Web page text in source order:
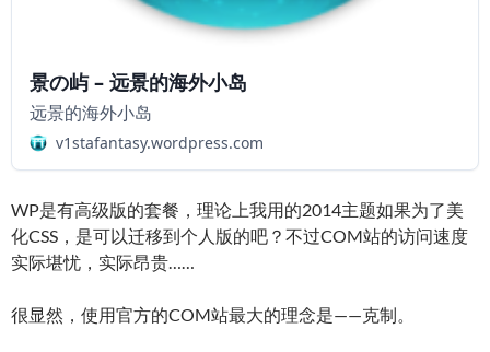
景の屿 – 远景的海外小岛
远景的海外小岛
v1stafantasy.wordpress.com
WP是有高级版的套餐，理论上我用的2014主题如果为了美
化CSS，是可以迁移到个人版的吧？不过COM站的访问速度
实际堪忧，实际昂贵……
很显然，使用官方的COM站最大的理念是——克制。